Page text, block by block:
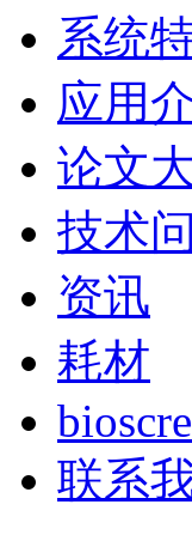
系统
应用
论文
技术
资讯
耗材
联系